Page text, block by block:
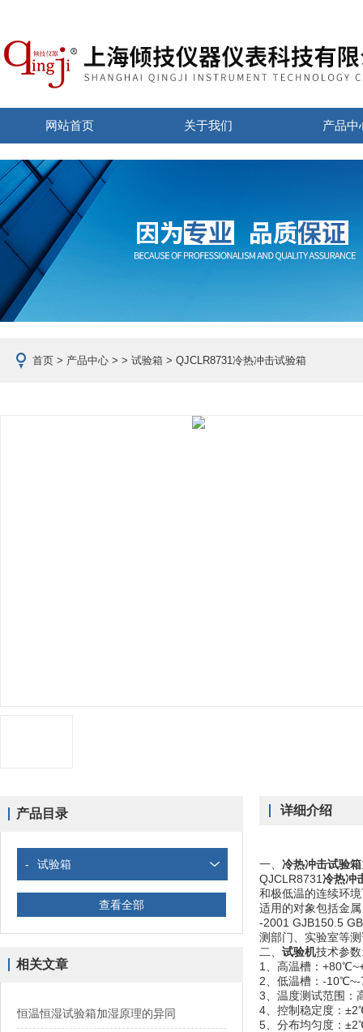
网站首页 关于我们 产品中
首页 > 产品中心 > > 试验箱 > QJCLR8731冷热冲击试验箱
产品目录
- 试验箱
查看全部
相关文章
恒温恒湿试验箱加湿原理的异同
详细介绍
一、 冷热冲击试验箱
QJCLR8731冷热冲
和极低温的连续环
适用的对象包括金
-2001 GJB150.5
测部门、实验室等
二、 试验机技术参
1、高温槽：
2、低温槽：-
3、温度测试范围
4、控制稳定度：
5、分布均匀度：